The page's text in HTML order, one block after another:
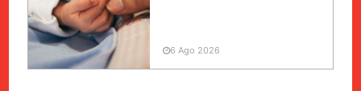
6 Ago 2026